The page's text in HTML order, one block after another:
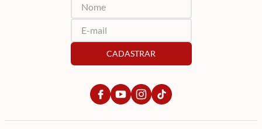
CADASTRAR